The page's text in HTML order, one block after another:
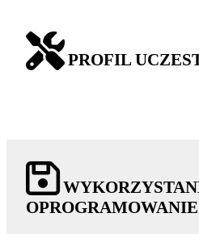
PROFIL
OPROGRAMOWANIE